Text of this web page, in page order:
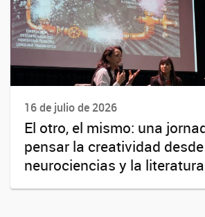
16 de julio de 2026
El otro, el mismo: una
pensar la creatividad
neurociencias y la literatura